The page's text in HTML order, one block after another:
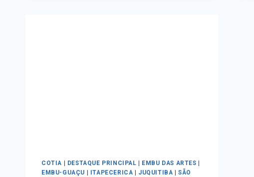
COTIA DESTAQUE PRINCIPAL EMBU DAS ARTES
EMBU-GUAÇU
ITAPECERICA JUQUITIBA |SÃO